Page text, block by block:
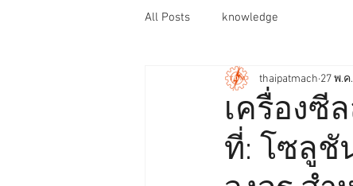
All Posts knowledge
เครื่องซี
ที่: โซลูชั
thaipatmach 27 พ.ค.